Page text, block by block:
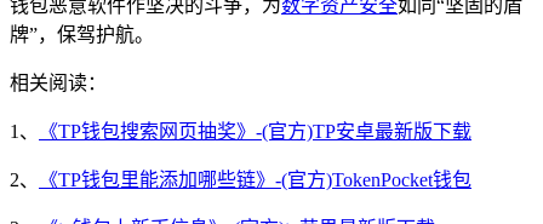
钱包恶意软件作坚决的斗争，为数字资产安全如同“坚固的盾
牌”，保驾护航。
相关阅读：
1、 《TP钱包搜索网页抽奖》-(官方)TP安卓最新版下载
2、 《TP钱包里能添加哪些链》-(官方)TokenPocket钱包